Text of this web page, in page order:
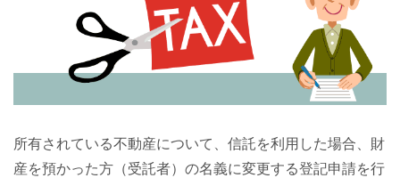
所有されている不動産について、信託を利用した場合、財
産を預かった方（受託者）の名義に変更する登記申請を行